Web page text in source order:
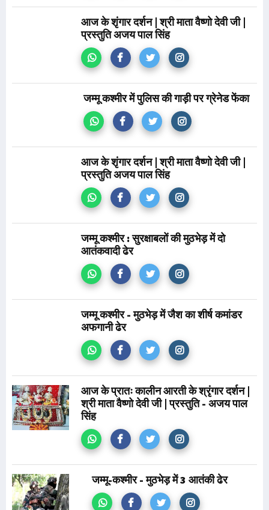
आज के शृंगार दर्शन | श्री माता वैष्णो देवी जी |
प्रस्तुति अजय पाल सिंह
जम्मू कश्मीर में पुलिस की गाड़ी पर ग्रेनेड फेंका
आज के शृंगार दर्शन | श्री माता वैष्णो देवी जी |
प्रस्तुति अजय पाल सिंह
जम्मू कश्मीर : सुरक्षाबलों की मुठभेड़ में दो
आतंकवादी ढेर
जम्मू कश्मीर - मुठभेड़ में जैश का शीर्ष कमांडर
अफगानी ढेर
आज के प्रातः कालीन आरती के श्रृंगार दर्शन |
श्री माता वैष्णो देवी जी | प्रस्तुति - अजय पाल
सिंह
जम्मू-कश्मीर - मुठभेड़ में 3 आतंकी ढेर